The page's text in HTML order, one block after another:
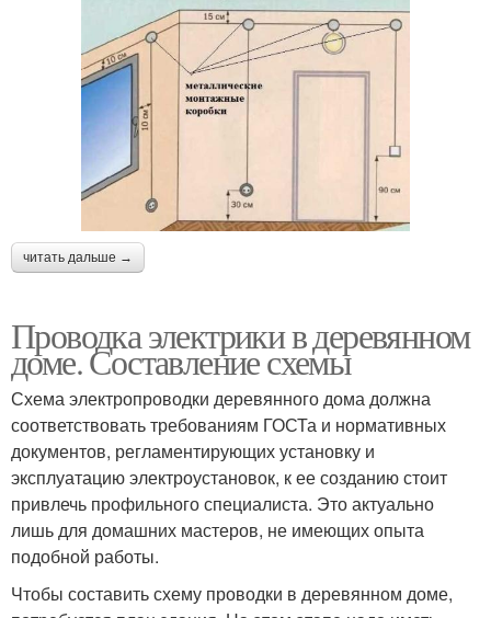
читать дальше →
Проводка электрики в деревянном
доме. Составление схемы
Схема электропроводки деревянного дома должна
соответствовать требованиям ГОСТа и нормативных
документов, регламентирующих установку и
эксплуатацию электроустановок, к ее созданию стоит
привлечь профильного специалиста. Это актуально
лишь для домашних мастеров, не имеющих опыта
подобной работы.
Чтобы составить схему проводки в деревянном доме,